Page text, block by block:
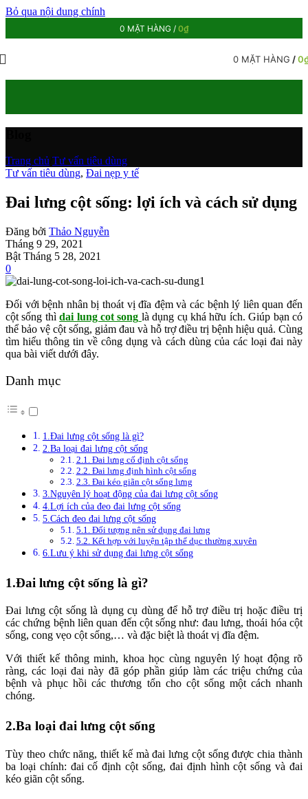
Bỏ qua nội dung chính
0 MẶT HÀNG / 0₫
0 MẶT HÀNG /0
Trang chủ Tư vấn tiêu dùng
Tư vấn tiêu dùng, Đai nẹp y tế
Đai lưng cột sống: lợi ích và cách sử dụng
Đăng bởi Thảo Nguyễn
Tháng 9 29, 2021
Bật Tháng 5 28, 2021
0
Đối với bệnh nhân bị thoát vị đĩa đệm và các bệnh lý liên quan đến
cột sống thìdai lung cot song là dụng cụ khá hữu ích. Giúp bạn có
thể bảo vệ cột sống, giảm đau và hỗ trợ điều trị bệnh hiệu quả. Cùng
tìm hiểu thông tin về công dụng và cách dùng của các loại đai này
qua bài viết dưới đây.
Danh mục
1.Đai lưng cột sống là gì?
2.Ba loại đai lưng cột sống
2.1. Đai lưng cố định cột sống
2.2. Đai lưng định hình cột sống
2.3. Đai kéo giãn cột sống lưng
3.Nguyên lý hoạt động của đai lưng cột sống
4.Lợi ích của đeo đai lưng cột sống
5.Cách đeo đai lưng cột sống
5.1. Đối tượng nên sử dụng đai lưng
5.2. Kết hợp với luyện tập thể dục thường xuyên
6.Lưu ý khi sử dụng đai lưng cột sống
1.Đai lưng cột sống là gì?
Đai lưng cột sống là dụng cụ dùng để hỗ trợ điều trị hoặc điều trị
các chứng bệnh liên quan đến cột sống như: đau lưng, thoái hóa cột
sống, cong vẹo cột sống,… và đặc biệt là thoát vị đĩa đệm.
Với thiết kế thông minh, khoa học cùng nguyên lý hoạt động rõ
ràng, các loại đai này đã góp phần giúp làm các triệu chứng của
bệnh và phục hồi các thương tổn cho cột sống một cách nhanh
chóng.
2.Ba loại đai lưng cột sống
Tùy theo chức năng, thiết kế mà đai lưng cột sống được chia thành
ba loại chính: đai cố định cột sống, đai định hình cột sống và đai
kéo giãn cột sống.